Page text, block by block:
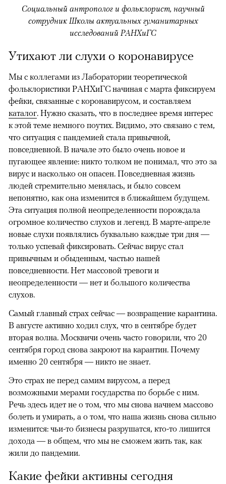
Социальный антрополог и фольклорист, научный
сотрудник Школы актуальных гуманитарных
исследований РАНХиГС
Утихают ли слухи о коронавирусе
Мы с коллегами из Лаборатории теоретической
фольклористики РАНХиГС начиная с марта фиксируем
фейки, связанные с коронавирусом, и составляем
каталог. Нужно сказать, что в последнее время интерес
к этой теме немного поутих. Видимо, это связано с тем,
что ситуация с пандемией стала привычной,
повседневной. В начале это было очень новое и
пугающее явление: никто толком не понимал, что это за
вирус и насколько он опасен. Повседневная жизнь
людей стремительно менялась, и было совсем
непонятно, как она изменится в ближайшем будущем.
Эта ситуация полной неопределенности порождала
огромное количество слухов и легенд. В марте-апреле
новые слухи появлялись буквально каждые три дня —
только успевай фиксировать. Сейчас вирус стал
привычным и обыденным, частью нашей
повседневности. Нет массовой тревоги и
неопределенности — нет и большого количества
слухов.
Самый главный страх сейчас — возвращение карантина.
В августе активно ходил слух, что в сентябре будет
вторая волна. Москвичи очень часто говорили, что 20
сентября город снова закроют на карантин. Почему
именно 20 сентября — никто не знает.
Это страх не перед самим вирусом, а перед
возможными мерами государства по борьбе с ним.
Речь здесь идет не о том, что мы снова начнем массово
болеть и умирать, а о том, что наша жизнь снова сильно
изменится: чьи-то бизнесы разрушатся, кто-то лишится
дохода — в общем, что мы не сможем жить так, как
жили до пандемии.
Какие фейки активны сегодня